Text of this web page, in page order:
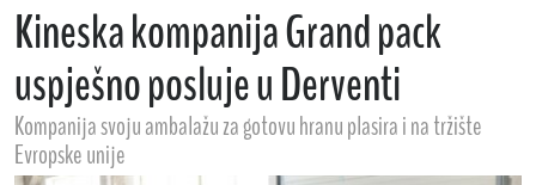
Kineska kompanija Grand pack
uspješno posluje u Derventi
Kompanija svoju ambalažu za gotovu hranu plasira i na tržište
Evropske unije